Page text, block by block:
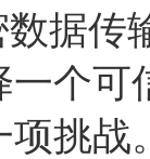
据传
一个可
项挑